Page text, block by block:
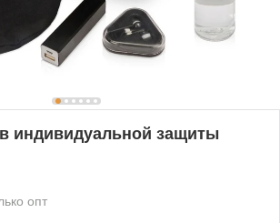
индивидуальной защиты
опт